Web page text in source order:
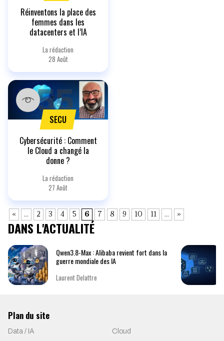
Réinventons la place des
femmes dans les
datacenters et l’IA
La rédaction
28 Août
SECU
Cybersécurité : Comment
le Cloud a changé la
donne ?
La rédaction
27 Août
« … 2 3 4 5 6 7 8 9 10 11 … »
DANS L'ACTUALITÉ
Qwen3.8-Max : Alibaba revient fort dans la
guerre mondiale des IA
Laurent Delattre
Plan du site
Data / IA
Cloud